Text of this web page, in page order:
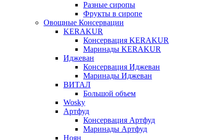
Разные сиропы
Фрукты в сиропе
Овощные Консервации
KERAKUR
Консервация KERAKUR
Маринады KERAKUR
Иджеван
Консервация Иджеван
Маринады Иджеван
ВИТАЛ
Большой объем
Wosky
Артфуд
Консервация Артфуд
Маринады Артфуд
Ноян